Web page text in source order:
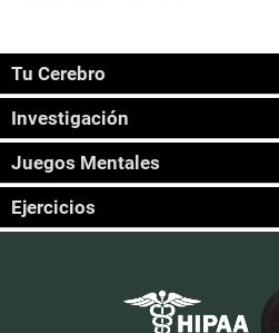
Tu Cerebro
Investigación
Juegos Mentales
Ejercicios